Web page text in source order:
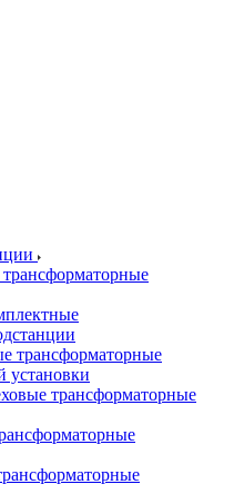
установки
трансформаторные